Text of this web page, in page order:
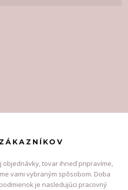
objednávky, tovar ihneď pripravíme,
vami vybraným spôsobom. Doba
je nasledujúci pracovný